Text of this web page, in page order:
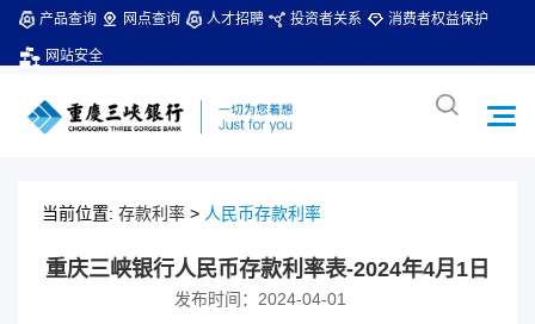
产品查询 网点查询 人才招聘 投资者关系 消费者权益保护
网站安全
当前位置: 存款利率 > 人民币存款利率
重庆三峡银行人民币存款利率表-2024年4月1日
发布时间：2024-04-01